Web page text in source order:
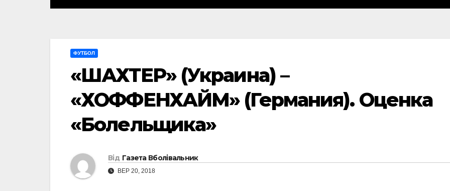
ФУТБОЛ
«ШАХТЕР» (Украина) –
«ХОФФЕНХАЙМ» (Германия). Оценка
«Болельщика»
Від Газета Вболівальник
ВЕР 20, 2018